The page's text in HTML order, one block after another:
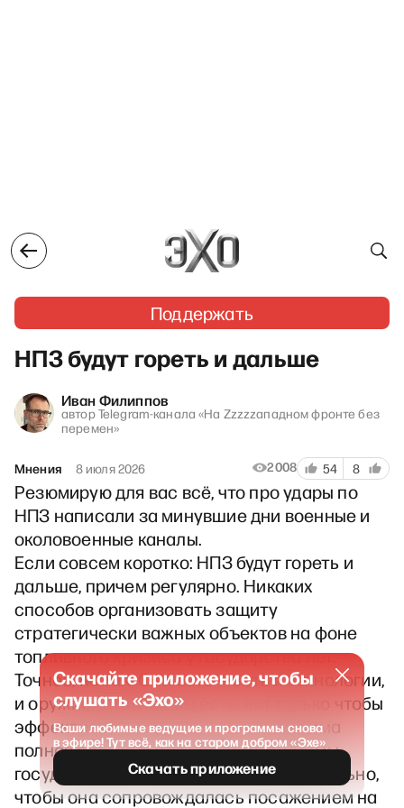
Поддержать
НПЗ будут гореть и дальше
Иван Филиппов
автор Telegram-канала «На Zzzzzападном фронте без
перемен»
Мнения 8 июля 2026 2008 54 8
Резюмирую для вас всё, что про удары по
НПЗ написали за минувшие дни военные и
околовоенные каналы.
Если совсем коротко: НПЗ будут гореть и
дальше, причем регулярно. Никаких
способов организовать защиту
стратегически важных объектов на фоне
топливного кризиса у государства нет.
Точнее, не так. Они есть — есть и технологии,
и оружие, даже кадры есть, вот только чтобы
эффективно их применять, необходима
полная радикальная реформа системы
государственного управления. Желательно,
чтобы она сопровождалась посажением на
Скачайте приложение, чтобы
слушать «Эхо»
Ваши любимые ведущие и программы снова
в эфире! Тут всё, как на старом добром «Эхе»
Скачать приложение